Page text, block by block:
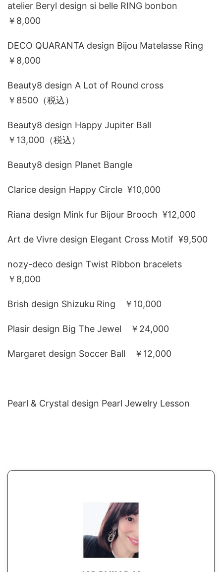
atelier Beryl design si belle RING bonbon
￥8,000
DECO QUARANTA design Bijou Matelasse Ring
￥8,000
Beauty8 design A Lot of Round cross
￥8500（税込）
Beauty8 design Happy Jupiter Ball
￥13,000（税込）
Beauty8 design Planet Bangle
Clarice design Happy Circle ¥10,000
Riana design Mink fur Bijour Brooch ¥12,000
Art de Vivre design Elegant Cross Motif ¥9,500
nozy-deco design Twist Ribbon bracelets
￥8,000
Brish design Shizuku Ring ￥10,000
Plasir design Big The Jewel ￥24,000
Margaret design Soccer Ball ￥12,000
Pearl & Crystal design Pearl Jewelry Lesson